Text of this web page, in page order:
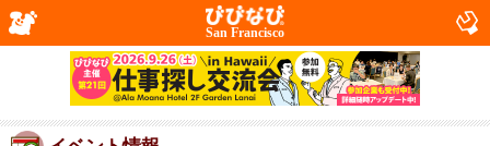
San Francisco